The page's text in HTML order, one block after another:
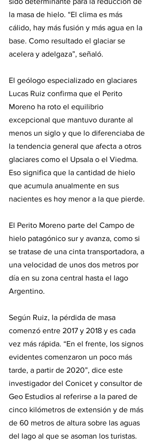
la masa de hielo. “El clima es más
cálido, hay más fusión y más agua en la
base. Como resultado el glaciar se
acelera y adelgaza”, señaló.
El geólogo especializado en glaciares
Lucas Ruiz confirma que el Perito
Moreno ha roto el equilibrio
excepcional que mantuvo durante al
menos un siglo y que lo diferenciaba de
la tendencia general que afecta a otros
glaciares como el Upsala o el Viedma.
Eso significa que la cantidad de hielo
que acumula anualmente en sus
nacientes es hoy menor a la que pierde.
El Perito Moreno parte del Campo de
hielo patagónico sur y avanza, como si
se tratase de una cinta transportadora, a
una velocidad de unos dos metros por
día en su zona central hasta el lago
Argentino.
Según Ruiz, la pérdida de masa
comenzó entre 2017 y 2018 y es cada
vez más rápida. “En el frente, los signos
evidentes comenzaron un poco más
tarde, a partir de 2020”, dice este
investigador del Conicet y consultor de
Geo Estudios al referirse a la pared de
cinco kilómetros de extensión y de más
de 60 metros de altura sobre las aguas
del lago al que se asoman los turistas.